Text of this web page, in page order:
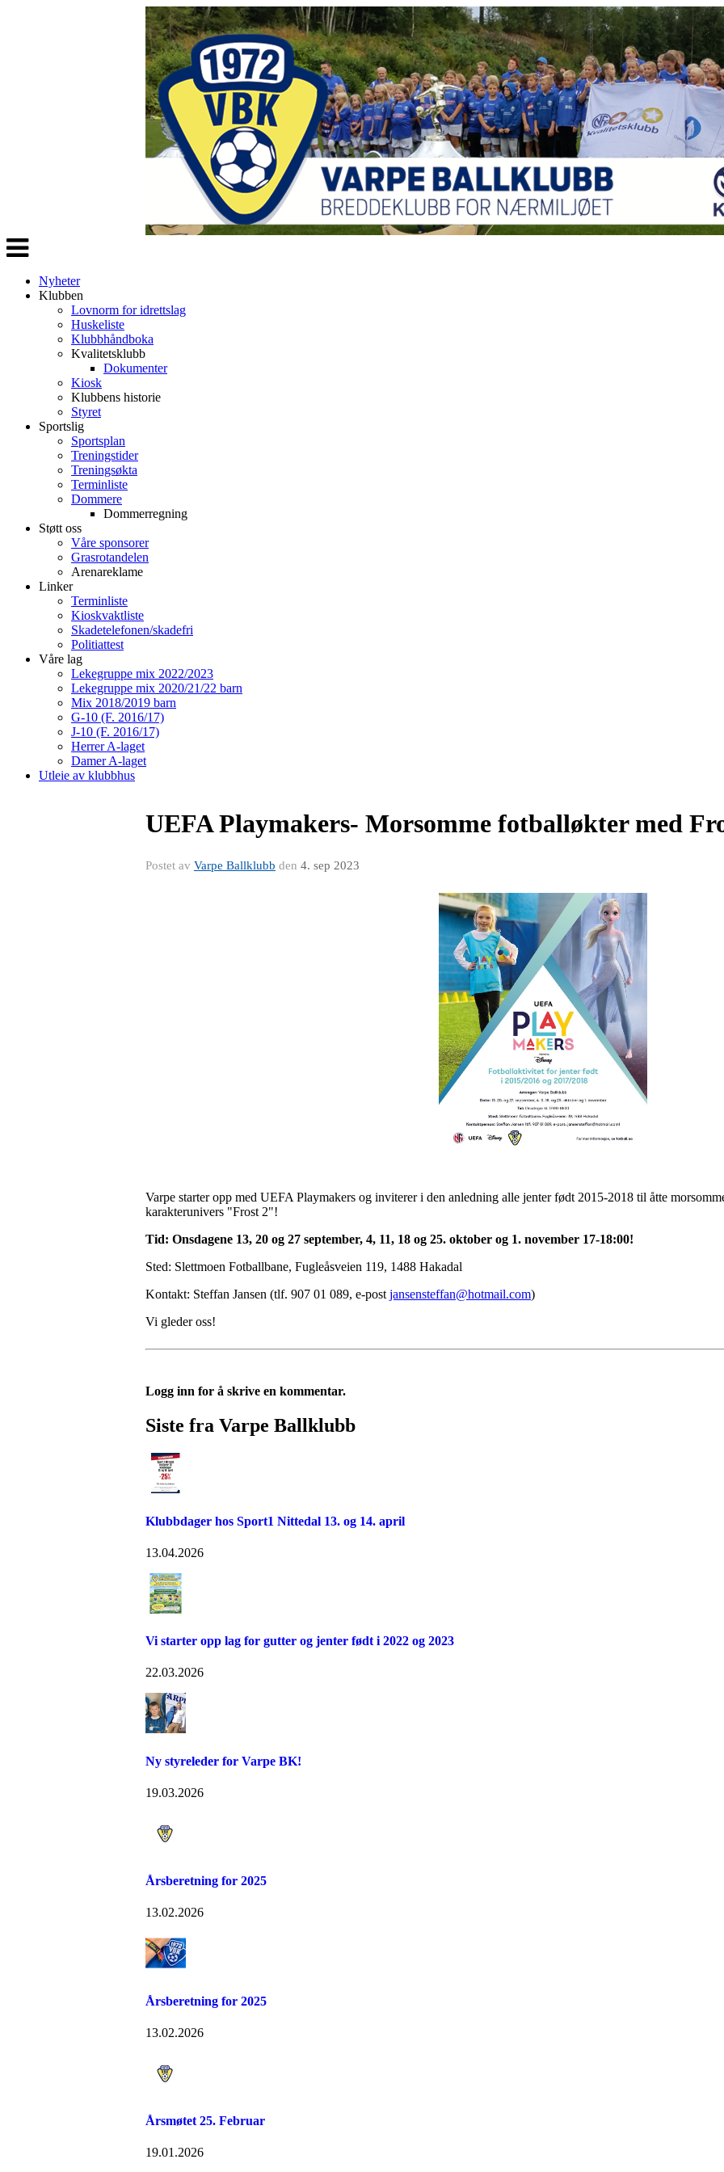
Veksle
navigasjon
Nyheter
Klubben
Lovnorm for idrettslag
Huskeliste
Klubbhåndboka
Kvalitetsklubb
Dokumenter
Kiosk
Klubbens historie
Styret
Sportslig
Sportsplan
Treningstider
Treningsøkta
Terminliste
Dommere
Dommerregning
Støtt oss
Våre sponsorer
Grasrotandelen
Arenareklame
Linker
Terminliste
Kioskvaktliste
Skadetelefonen/skadefri
Politiattest
Våre lag
Lekegruppe mix 2022/2023
Lekegruppe mix 2020/21/22 barn
Mix 2018/2019 barn
G-10 (F. 2016/17)
J-10 (F. 2016/17)
Herrer A-laget
Damer A-laget
Utleie av klubbhus
UEFA Playmakers- Morsomme fotballøkter med
Postet av Varpe Ballklubb den 4. sep 2023
Varpe starter opp med UEFA Playmakers og inviterer i den anledning alle jenter født 2015-2018 til åtte
karakterunivers "Frost 2"!
Tid: Onsdagene 13, 20 og 27 september, 4, 11, 18 og 25. oktober og 1. november 17-18:00!
Sted: Slettmoen Fotballbane, Fugleåsveien 119, 1488 Hakadal
Kontakt: Steffan Jansen (tlf. 907 01 089, e-postjansensteffan@hotmail.com)
Vi gleder oss!
Logg inn for å skrive en kommentar.
Siste fra Varpe Ballklubb
Klubbdager hos Sport1 Nittedal 13. og 14. april
13.04.2026
Vi starter opp lag for gutter og jenter født i 2022 og 2023
22.03.2026
Ny styreleder for Varpe BK!
19.03.2026
Årsberetning for 2025
13.02.2026
Årsberetning for 2025
13.02.2026
Årsmøtet 25. Februar
19.01.2026